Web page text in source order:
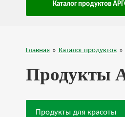
Каталог продуктов
Главная » Каталог продуктов »
Продукты
Продукты для красоты